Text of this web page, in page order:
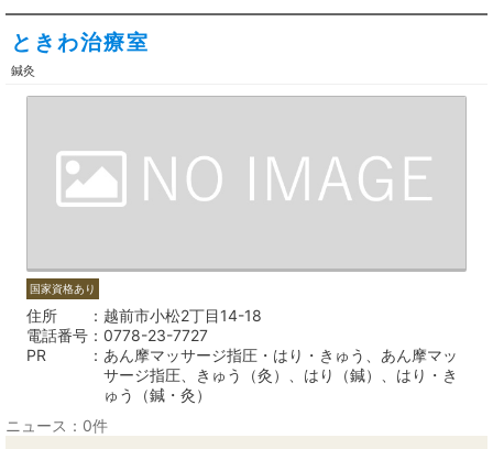
ときわ治療室
鍼灸
国家資格あり
住所
越前市小松2丁目14-18
電話番号
0778-23-7727
PR
あん摩マッサージ指圧・はり・きゅう、あん摩マッ
サージ指圧、きゅう（灸）、はり（鍼）、はり・き
ゅう（鍼・灸）
ニュース：0件